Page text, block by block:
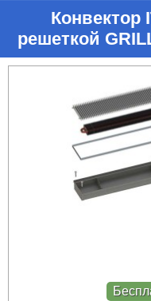
Конвектор
решеткой